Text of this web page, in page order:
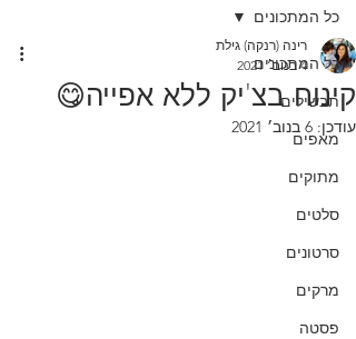
כל המתכונים
תבשילים
מאפים
מתוקים
סלטים
סרטונים
מרקים
פסטה
כל המתכונים
קינוח בצ'יק ללא אפייה😋
רינה (רנקה) גילת
4 בנוב׳ 2021
עודכן: 6 בנוב׳ 2021